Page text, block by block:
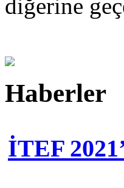
diğerine
Haberler
İTEF